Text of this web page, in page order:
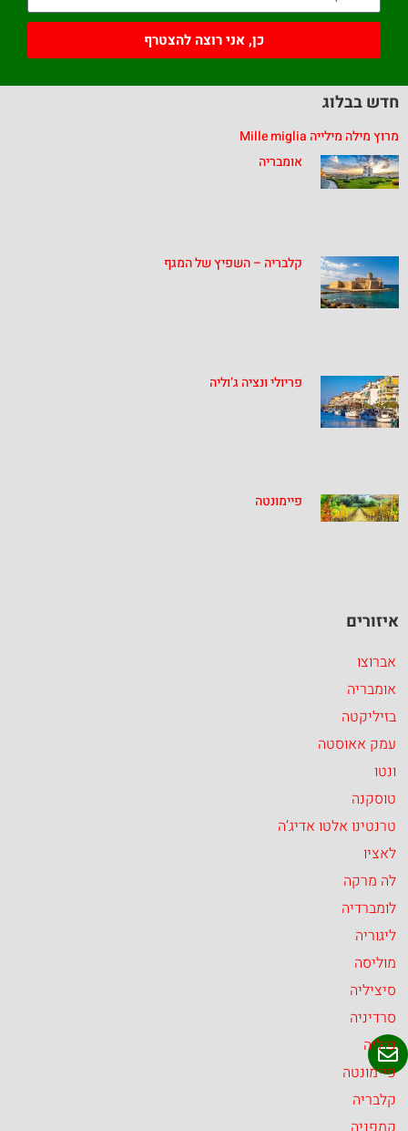
כן, אני רוצה להצטרף
חדש בבלוג
מרוץ מילה מילייה Mille miglia
אומבריה
קלבריה – השפיץ של המגף
פריולי ונציה ג’וליה
פיימונטה
איזורים
אברוצו
אומבריה
בזיליקטה
עמק אאוסטה
ונטו
טוסקנה
טרנטינו אלטו אדיג’ה
לאציו
לה מרקה
לומברדיה
ליגוריה
מוליסה
סיציליה
סרדיניה
פוליה
פיימונטה
קלבריה